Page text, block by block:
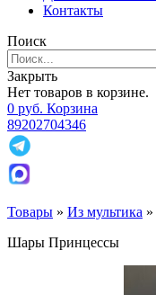
Контакты
Поиск
Закрыть
Нет товаров в корзине.
0 руб. Корзина
89202704346
Товары » Из мультика »
Шары Принцессы